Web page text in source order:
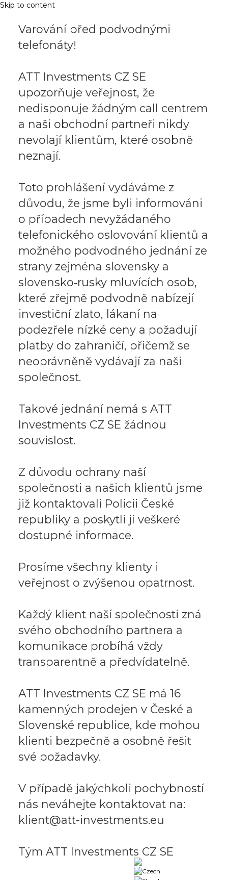
Skip to content
Varování před podvodnými
telefonáty!
ATT Investments CZ SE
upozorňuje veřejnost, že
nedisponuje žádným call centrem
a naši obchodní partneři nikdy
nevolají klientům, které osobně
neznají.
Toto prohlášení vydáváme z
důvodu, že jsme byli informováni
o případech nevyžádaného
telefonického oslovování klientů a
možného podvodného jednání ze
strany zejména slovensky a
slovensko‑rusky mluvících osob,
které zřejmě podvodně nabízejí
investiční zlato, lákaní na
podezřele nízké ceny a požadují
platby do zahraničí, přičemž se
neoprávněně vydávají za naši
společnost.
Takové jednání nemá s ATT
Investments CZ SE žádnou
souvislost.
Z důvodu ochrany naší
společnosti a našich klientů jsme
již kontaktovali Policii České
republiky a poskytli jí veškeré
dostupné informace.
Prosíme všechny klienty i
veřejnost o zvýšenou opatrnost.
Každý klient naší společnosti zná
svého obchodního partnera a
komunikace probíhá vždy
transparentně a předvídatelně.
ATT Investments CZ SE má 16
kamenných prodejen v České a
Slovenské republice, kde mohou
klienti bezpečně a osobně řešit
své požadavky.
V případě jakýchkoli pochybností
nás neváhejte kontaktovat na:
klient@att-investments.eu
Tým ATT Investments CZ SE